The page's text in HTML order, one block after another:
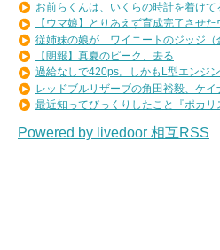
お前らくんは、いくらの時計を着けて
【ウマ娘】とりあえず育成完了させ
従姉妹の娘が「ワイニートのジッジ（
【朗報】真夏のピーク、去る
過給なしで420ps。しかもL型エンジ
レッドブルリザーブの角田裕毅、ケイ
最近知ってびっくりしたこと『ポカリ
Powered by livedoor 相互RSS